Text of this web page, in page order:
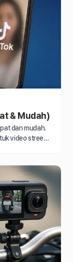
& Mudah)
dan mudah.
video street